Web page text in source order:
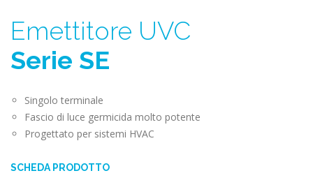
Emettitore UVC
Serie SE
Singolo terminale
Fascio di luce germicida molto potente
Progettato per sistemi HVAC
SCHEDA PRODOTTO